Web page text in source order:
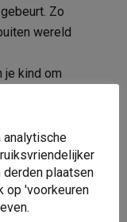
Zo
wereld
je kind om
laten zijn.
verandert
derden plaatsen
op 'voorkeuren